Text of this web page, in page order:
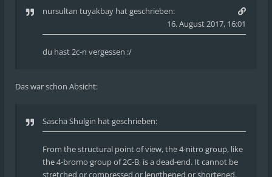
nursultan tuyakbay hat geschrieben:
16. August 2017, 16:01
du hast 2c-n vergessen :/
Das war schon Absicht:
Sascha Shulgin hat geschrieben:
From the structural point of view, the 4-nitro group, like
the 4-bromo group of 2C-B, is a dead-end. It cannot be
stretched or compressed or lengthened or shortened.